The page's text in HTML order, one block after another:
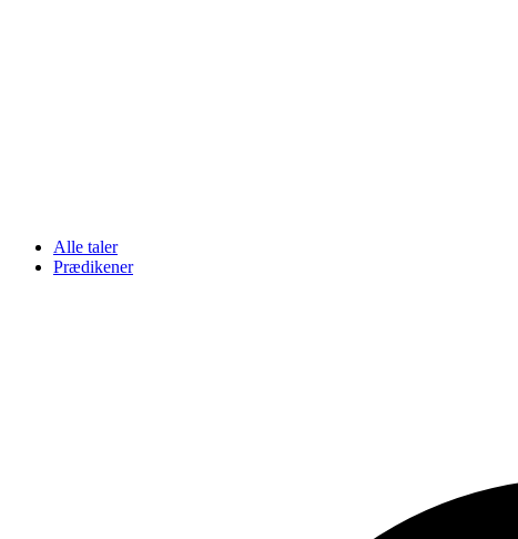
Alle taler
Prædikener